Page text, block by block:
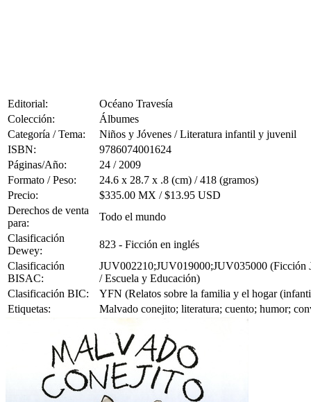
Editorial:
Océano Travesía
Colección:
Álbumes
Categoría / Tema:
Niños y Jóvenes / Literatura infantil y juvenil
ISBN:
9786074001624
Páginas/Año:
24 / 2009
Formato / Peso:
24.6 x 28.7 x .8 (cm) / 418 (gramos)
Precio:
$335.00 MX / $13.95 USD
Derechos de venta
para:
Todo el mundo
Clasificación
Dewey:
823 - Ficción en inglés
Clasificación
BISAC:
JUV002210;JUV019000;JUV035000 (Ficción
/ Escuela y Educación)
Clasificación BIC:
YFN (Relatos sobre la familia y el hogar
Etiquetas:
Malvado conejito; literatura; cuento; humor;